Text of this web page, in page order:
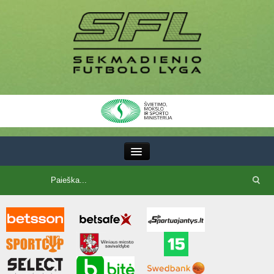
SFL taurė
7x7 CUP